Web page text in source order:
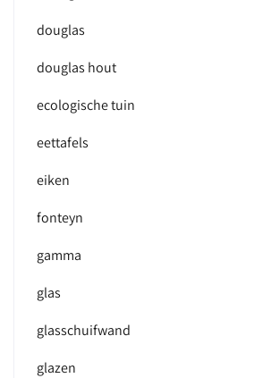
douglas
douglas hout
ecologische tuin
eettafels
eiken
fonteyn
gamma
glas
glasschuifwand
glazen